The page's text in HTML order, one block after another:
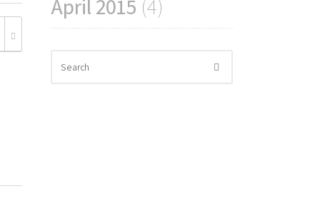
April 2015 (4)